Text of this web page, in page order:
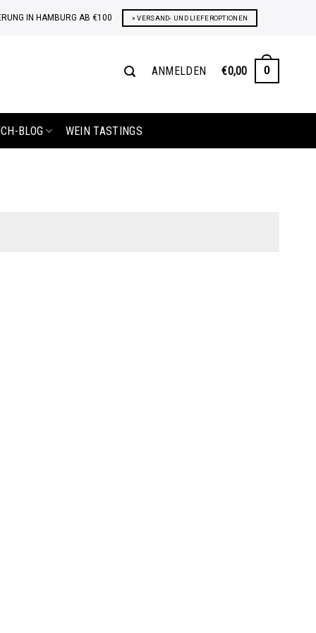
IN HAMBURG AB €100 » VERSAND- UND LIEFEROPTIONEN
ANMELDEN €0,00 0
BLOG WEIN TASTINGS